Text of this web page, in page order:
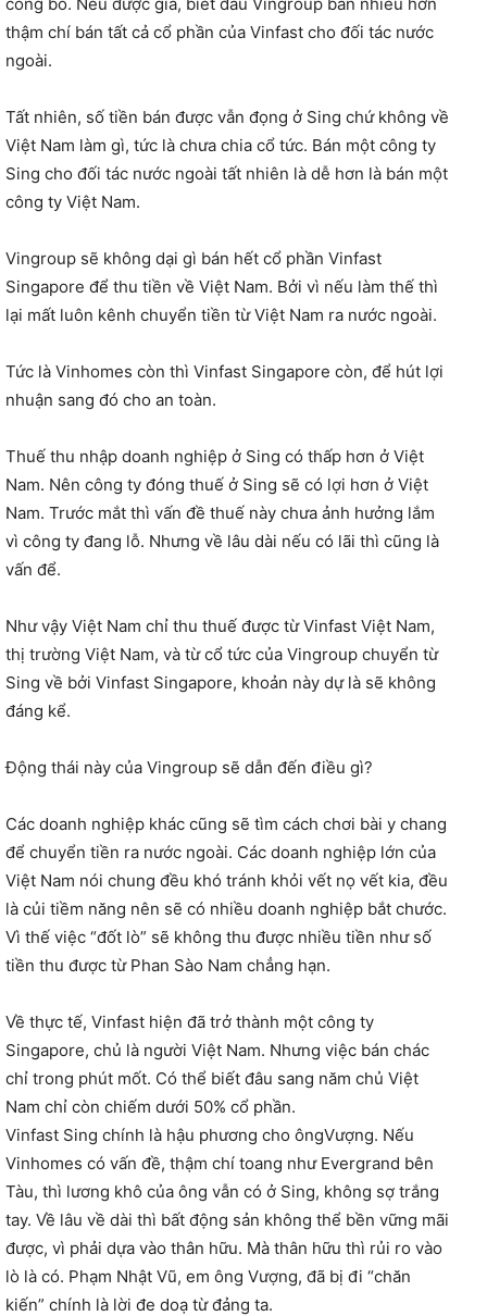
thậm chí bán tất cả cổ phần của Vinfast cho đối tác nước
ngoài.
Tất nhiên, số tiền bán được vẫn đọng ở Sing chứ không về
Việt Nam làm gì, tức là chưa chia cổ tức. Bán một công ty
Sing cho đối tác nước ngoài tất nhiên là dễ hơn là bán một
công ty Việt Nam.
Vingroup sẽ không dại gì bán hết cổ phần Vinfast
Singapore để thu tiền về Việt Nam. Bởi vì nếu làm thế thì
lại mất luôn kênh chuyển tiền từ Việt Nam ra nước ngoài.
Tức là Vinhomes còn thì Vinfast Singapore còn, để hút lợi
nhuận sang đó cho an toàn.
Thuế thu nhập doanh nghiệp ở Sing có thấp hơn ở Việt
Nam. Nên công ty đóng thuế ở Sing sẽ có lợi hơn ở Việt
Nam. Trước mắt thì vấn đề thuế này chưa ảnh hưởng lắm
vì công ty đang lỗ. Nhưng về lâu dài nếu có lãi thì cũng là
vấn để.
Như vậy Việt Nam chỉ thu thuế được từ Vinfast Việt Nam,
thị trường Việt Nam, và từ cổ tức của Vingroup chuyển từ
Sing về bởi Vinfast Singapore, khoản này dự là sẽ không
đáng kể.
Động thái này của Vingroup sẽ dẫn đến điều gì?
Các doanh nghiệp khác cũng sẽ tìm cách chơi bài y chang
để chuyển tiền ra nước ngoài. Các doanh nghiệp lớn của
Việt Nam nói chung đều khó tránh khỏi vết nọ vết kia, đều
là củi tiềm năng nên sẽ có nhiều doanh nghiệp bắt chước.
Vì thế việc “đốt lò” sẽ không thu được nhiều tiền như số
tiền thu được từ Phan Sào Nam chẳng hạn.
Về thực tế, Vinfast hiện đã trở thành một công ty
Singapore, chủ là người Việt Nam. Nhưng việc bán chác
chỉ trong phút mốt. Có thể biết đâu sang năm chủ Việt
Nam chỉ còn chiếm dưới 50% cổ phần.
Vinfast Sing chính là hậu phương cho ôngVượng. Nếu
Vinhomes có vấn đề, thậm chí toang như Evergrand bên
Tàu, thì lương khô của ông vẫn có ở Sing, không sợ trắng
tay. Về lâu về dài thì bất động sản không thể bền vững mãi
được, vì phải dựa vào thân hữu. Mà thân hữu thì rủi ro vào
lò là có. Phạm Nhật Vũ, em ông Vượng, đã bị đi “chăn
kiến” chính là lời đe doạ từ đảng ta.